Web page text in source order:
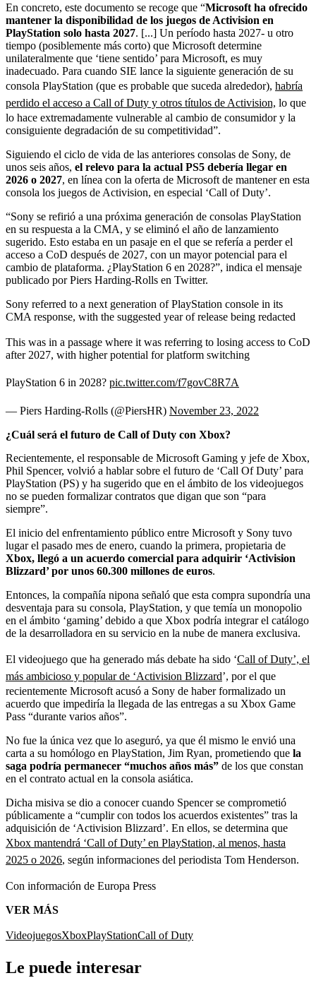
En concreto, este documento se recoge que “Microsoft ha ofrecido
mantener la disponibilidad de los juegos de Activision en
PlayStation solo hasta 2027. [...] Un período hasta 2027- u otro
tiempo (posiblemente más corto) que Microsoft determine
unilateralmente que ‘tiene sentido’ para Microsoft, es muy
inadecuado. Para cuando SIE lance la siguiente generación de su
consola PlayStation (que es probable que suceda alrededor), habría
perdido el acceso a Call of Duty y otros títulos de Activision, lo que
lo hace extremadamente vulnerable al cambio de consumidor y la
consiguiente degradación de su competitividad”.
Siguiendo el ciclo de vida de las anteriores consolas de Sony, de
unos seis años, el relevo para la actual PS5 debería llegar en
2026 o 2027, en línea con la oferta de Microsoft de mantener en esta
consola los juegos de Activision, en especial ‘Call of Duty’.
“Sony se refirió a una próxima generación de consolas PlayStation
en su respuesta a la CMA, y se eliminó el año de lanzamiento
sugerido. Esto estaba en un pasaje en el que se refería a perder el
acceso a CoD después de 2027, con un mayor potencial para el
cambio de plataforma. ¿PlayStation 6 en 2028?”, indica el mensaje
publicado por Piers Harding-Rolls en Twitter.
Sony referred to a next generation of PlayStation console in its
CMA response, with the suggested year of release being redacted
This was in a passage where it was referring to losing access to CoD
after 2027, with higher potential for platform switching
PlayStation 6 in 2028? pic.twitter.com/f7govC8R7A
— Piers Harding-Rolls (@PiersHR) November 23, 2022
¿Cuál será el futuro de Call of Duty con Xbox?
Recientemente, el responsable de Microsoft Gaming y jefe de Xbox,
Phil Spencer, volvió a hablar sobre el futuro de ‘Call Of Duty’ para
PlayStation (PS) y ha sugerido que en el ámbito de los videojuegos
no se pueden formalizar contratos que digan que son “para
siempre”.
El inicio del enfrentamiento público entre Microsoft y Sony tuvo
lugar el pasado mes de enero, cuando la primera, propietaria de
Xbox, llegó a un acuerdo comercial para adquirir ‘Activision
Blizzard’ por unos 60.300 millones de euros.
Entonces, la compañía nipona señaló que esta compra supondría una
desventaja para su consola, PlayStation, y que temía un monopolio
en el ámbito ‘gaming’ debido a que Xbox podría integrar el catálogo
de la desarrolladora en su servicio en la nube de manera exclusiva.
El videojuego que ha generado más debate ha sido ‘Call of Duty’, el
más ambicioso y popular de ‘Activision Blizzard’, por el que
recientemente Microsoft acusó a Sony de haber formalizado un
acuerdo que impediría la llegada de las entregas a su Xbox Game
Pass “durante varios años”.
No fue la única vez que lo aseguró, ya que él mismo le envió una
carta a su homólogo en PlayStation, Jim Ryan, prometiendo que la
saga podría permanecer “muchos años más” de los que constan
en el contrato actual en la consola asiática.
Dicha misiva se dio a conocer cuando Spencer se comprometió
públicamente a “cumplir con todos los acuerdos existentes” tras la
adquisición de ‘Activision Blizzard’. En ellos, se determina que
Xbox mantendrá ‘Call of Duty’ en PlayStation, al menos, hasta
2025 o 2026, según informaciones del periodista Tom Henderson.
Con información de Europa Press
VER MÁS
VideojuegosXboxPlayStationCall of Duty
Le puede interesar